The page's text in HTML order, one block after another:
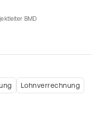
BMD
Lohnverrechnung